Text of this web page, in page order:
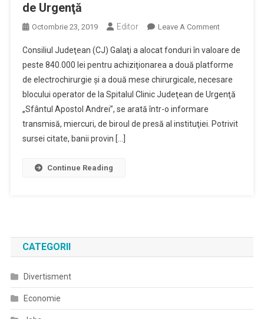
de Urgenţă
Octombrie 23, 2019 Editor Leave A CommentOn
De
Peste
840.000
Lei
Blocul
Consiliul Judeţean (CJ) Galaţi a alocat fonduri în valoare de
peste 840.000 lei pentru achiziţionarea a două platforme
de electrochirurgie şi a două mese chirurgicale, necesare
blocului operator de la Spitalul Clinic Judeţean de Urgenţă
„Sfântul Apostol Andrei”, se arată într-o informare
transmisă, miercuri, de biroul de presă al instituţiei. Potrivit
sursei citate, banii provin […]
Continue Reading
CATEGORII
Divertisment
Economie